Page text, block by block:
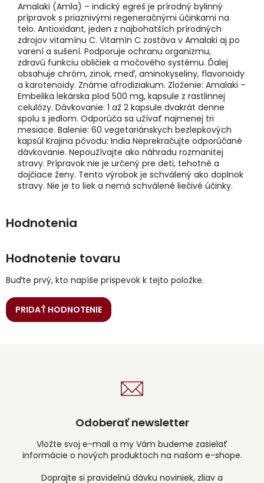
Amalaki (Amla) – indický egreš je prírodný bylinný
prípravok s priaznivými regeneračnými účinkami na
telo. Antioxidant, jeden z najbohatších prírodných
zdrojov vitamínu C. Vitamín C zostáva v Amalaki aj po
varení a sušení. Podporuje ochranu organizmu,
zdravú funkciu obličiek a močového systému. Ďalej
obsahuje chróm, zinok, meď, aminokyseliny, flavonoidy
a karotenoidy. Známe afrodiziakum. Zloženie: Amalaki –
Embelika lekárska plod 500 mg, kapsule z rastlinnej
celulózy. Dávkovanie: 1 až 2 kapsule dvakrát denne
spolu s jedlom. Odporúča sa užívať najmenej tri
mesiace. Balenie: 60 vegetariánskych bezlepkových
kapsúl Krajina pôvodu: India Neprekračujte odporúčané
dávkovanie. Nepoužívajte ako náhradu rozmanitej
stravy. Prípravok nie je určený pre deti, tehotné a
dojčiace ženy. Tento výrobok je schválený ako doplnok
stravy. Nie je to liek a nemá schválené liečivé účinky.
Hodnotenie tovaru
Buďte prvý, kto napíše príspevok k tejto položke.
PRIDAŤ HODNOTENIE
Odoberať newsletter
Vložte svoj e-mail a my Vám budeme zasielať
informácie o nových produktoch na našom e-shope.